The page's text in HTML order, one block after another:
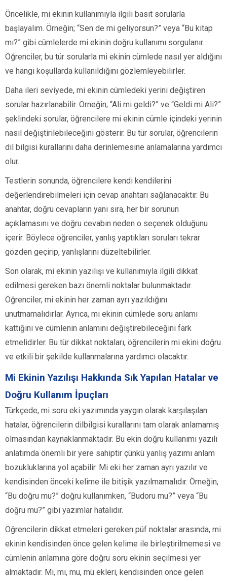
Öncelikle, mi ekinin kullanımıyla ilgili basit sorularla
başlayalım. Örneğin; “Sen de mi geliyorsun?” veya “Bu kitap
mı?” gibi cümlelerde mi ekinin doğru kullanımı sorgulanır.
Öğrenciler, bu tür sorularla mi ekinin cümlede nasıl yer aldığını
ve hangi koşullarda kullanıldığını gözlemleyebilirler.
Daha ileri seviyede, mi ekinin cümledeki yerini değiştiren
sorular hazırlanabilir. Örneğin; “Ali mi geldi?” ve “Geldi mi Ali?”
şeklindeki sorular, öğrencilere mi ekinin cümle içindeki yerinin
nasıl değiştirilebileceğini gösterir. Bu tür sorular, öğrencilerin
dil bilgisi kurallarını daha derinlemesine anlamalarına yardımcı
olur.
Testlerin sonunda, öğrencilere kendi kendilerini
değerlendirebilmeleri için cevap anahtarı sağlanacaktır. Bu
anahtar, doğru cevapların yanı sıra, her bir sorunun
açıklamasını ve doğru cevabın neden o seçenek olduğunu
içerir. Böylece öğrenciler, yanlış yaptıkları soruları tekrar
gözden geçirip, yanlışlarını düzeltebilirler.
Son olarak, mi ekinin yazılışı ve kullanımıyla ilgili dikkat
edilmesi gereken bazı önemli noktalar bulunmaktadır.
Öğrenciler, mi ekinin her zaman ayrı yazıldığını
unutmamalıdırlar. Ayrıca, mi ekinin cümlede soru anlamı
kattığını ve cümlenin anlamını değiştirebileceğini fark
etmelidirler. Bu tür dikkat noktaları, öğrencilerin mi ekini doğru
ve etkili bir şekilde kullanmalarına yardımcı olacaktır.
Mi Ekinin Yazılışı Hakkında Sık Yapılan Hatalar ve
Doğru Kullanım İpuçları
Türkçede, mi soru eki yazımında yaygın olarak karşılaşılan
hatalar, öğrencilerin dilbilgisi kurallarını tam olarak anlamamış
olmasından kaynaklanmaktadır. Bu ekin doğru kullanımı yazılı
anlatımda önemli bir yere sahiptir çünkü yanlış yazımı anlam
bozukluklarına yol açabilir. Mi eki her zaman ayrı yazılır ve
kendisinden önceki kelime ile bitişik yazılmamalıdır. Örneğin,
“Bu doğru mu?” doğru kullanımken, “Budoru mu?” veya “Bu
doğru mu?” gibi yazımlar hatalıdır.
Öğrencilerin dikkat etmeleri gereken püf noktalar arasında, mi
ekinin kendisinden önce gelen kelime ile birleştirilmemesi ve
cümlenin anlamına göre doğru soru ekinin seçilmesi yer
almaktadır. Mi, mı, mu, mü ekleri, kendisinden önce gelen